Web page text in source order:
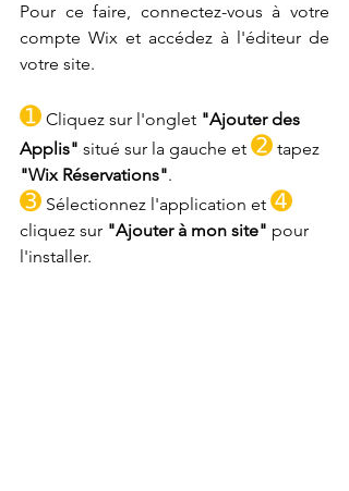
Pour ce faire, connectez-vous à votre
compte Wix et accédez à l'éditeur de
votre site.
➊ Cliquez sur l'onglet "Ajouter des
Applis" situé sur la gauche et ➋ tapez
"Wix Réservations".
➌ Sélectionnez l'application et ➍
cliquez sur "Ajouter à mon site" pour
l'installer.